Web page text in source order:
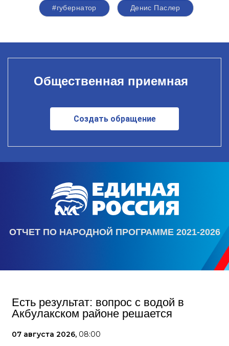
#губернатор Денис Паслер
Общественная приемная
Создать обращение
ОТЧЕТ ПО НАРОДНОЙ ПРОГРАММЕ 2021-2026
Есть результат: вопрос с водой в
Акбулакском районе решается
07 августа 2026, 08:00